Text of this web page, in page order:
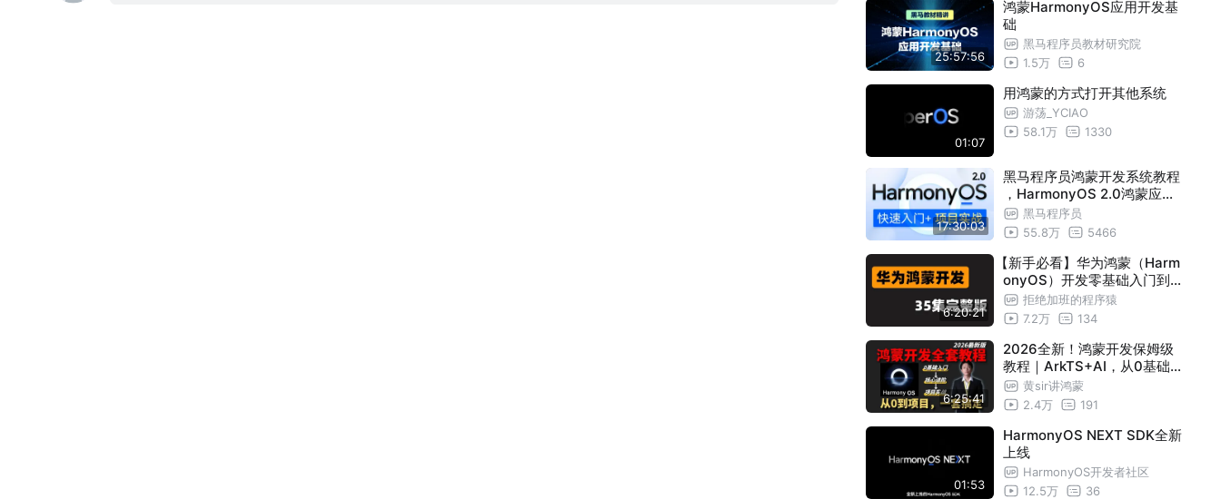
25:57:56
鸿蒙HarmonyOS应用开发基
础
黑马程序员教材研究院
1.5万
6
01:07
用鸿蒙的方式打开其他系统
游荡_YCIAO
58.1万
1330
17:30:03
黑马程序员鸿蒙开发系统教程
，HarmonyOS 2.0鸿蒙应用
开发实战教程
黑马程序员
55.8万
5466
6:20:21
【新手必看】华为鸿蒙（Harm
onyOS）开发零基础入门到实
战！（6小时完整版）
拒绝加班的程序猿
7.2万
134
6:25:41
2026全新！鸿蒙开发保姆级
教程｜ArkTS+AI，从0基础到
项目实战！
黄sir讲鸿蒙
2.4万
191
01:53
HarmonyOS NEXT SDK全新
上线
HarmonyOS开发者社区
12.5万
36